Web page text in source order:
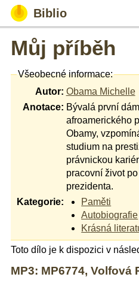
Biblio
Můj příběh
Všeobecné informace:
Autor: Obama Michelle
Anotace: Bývalá první
afroamerického
Obamy,
studium na
právnickou
pracovní život
prezidenta.
Kategorie:
Paměti
Autobiografie
Krásná
Toto dílo je k dispozici v
MP3: MP6774, Volfová